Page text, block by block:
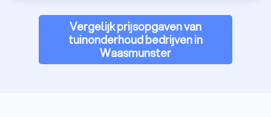
Vergelijk prijsopgaven van
tuinonderhoud bedrijven in
Waasmunster